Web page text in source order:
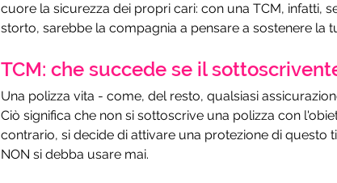
cuore la sicurezza dei propri cari: con una TCM, infatti,
storto, sarebbe la compagnia a pensare a sostenere la
TCM: che succede se il
Una polizza vita - come, del resto, qualsiasi
Ciò significa che non si sottoscrive una polizza con
contrario, si decide di attivare una protezione di questo
NON si debba usare mai.